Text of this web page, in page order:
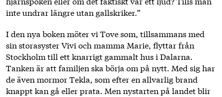
inte undrar längre utan gallskriker.”
I den nya boken möter vi Tove som, tillsammans med
sin storasyster Vivi och mamma Marie, flyttar från
Stockholm till ett knarrigt gammalt hus i Dalarna.
Tanken är att familjen ska börja om på nytt. Med sig har
de även mormor Tekla, som efter en allvarlig brand
knappt kan gå eller prata. Men nystarten på landet blir